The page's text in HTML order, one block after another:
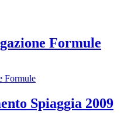
Formule
Spiaggia 2009